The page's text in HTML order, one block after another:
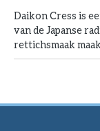
Daikon Cress is
van de Japanse
rettichsmaak